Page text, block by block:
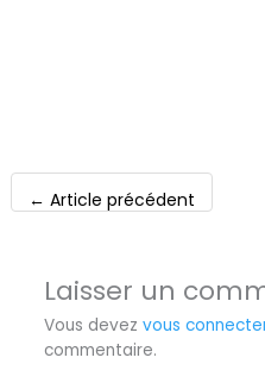
← Article précédent
Laisser un
Vous devez vous
commentaire.